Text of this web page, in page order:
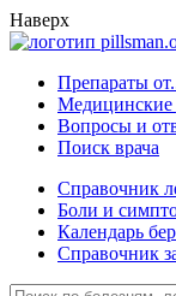
Наверх
Препараты
Медицинские
Вопросы и
Поиск врача
Справочник
Боли и
Календарь
Справочник